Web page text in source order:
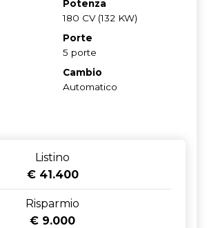
Potenza
180 CV (132 KW)
Porte
5 porte
Cambio
Automatico
Listino
€ 41.400
Risparmio
€ 9.000